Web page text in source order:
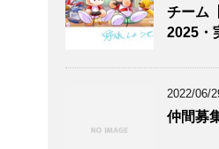
チーム
2025・
2022/06/
仲間募